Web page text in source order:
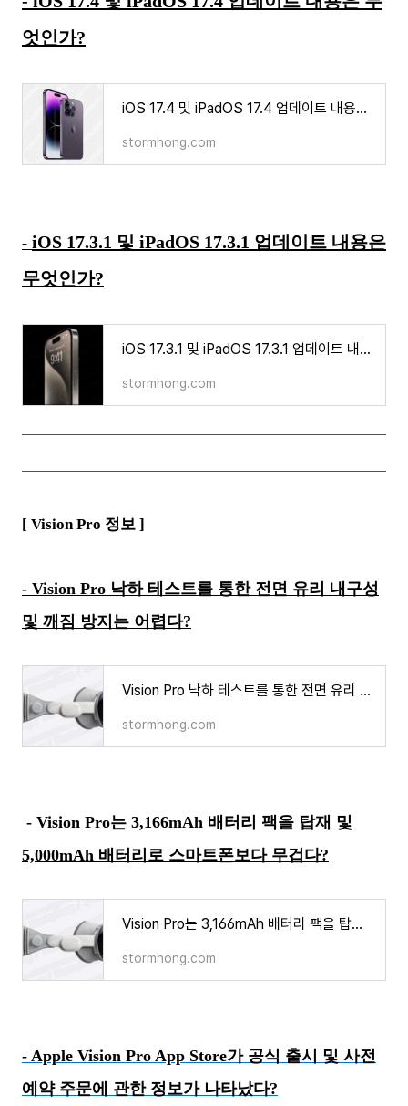
엇인가?
iOS 17.4 및 iPadOS 17.4 업데이트 내용은 무엇인가?
stormhong.com
- iOS 17.3.1 및 iPadOS 17.3.1 업데이트 내용은
무엇인가?
iOS 17.3.1 및 iPadOS 17.3.1 업데이트 내용은 무엇인가?
stormhong.com
[ Vision Pro 정보 ]
- Vision Pro 낙하 테스트를 통한 전면 유리 내구성
및 깨짐 방지는 어렵다?
Vision Pro 낙하 테스트를 통한 전면 유리 내구성 및 깨짐 방지는 어떠한가
stormhong.com
- Vision Pro는 3,166mAh 배터리 팩을 탑재 및
5,000mAh 배터리로 스마트폰보다 무겁다?
Vision Pro는 3,166mAh 배터리 팩을 탑재 및 5,000mAh 배터리로 스마트폰보다 무겁다?
stormhong.com
- Apple Vision Pro App Store가 공식 출시 및 사전
예약 주문에 관한 정보가 나타났다?